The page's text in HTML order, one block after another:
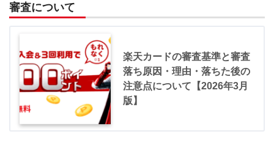
審査について
楽天カードの審査基準と審査
落ち原因・理由・落ちた後の
注意点について【2026年3月
版】